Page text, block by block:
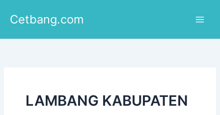
Cetbang.com
LAMBANG KABUPATEN